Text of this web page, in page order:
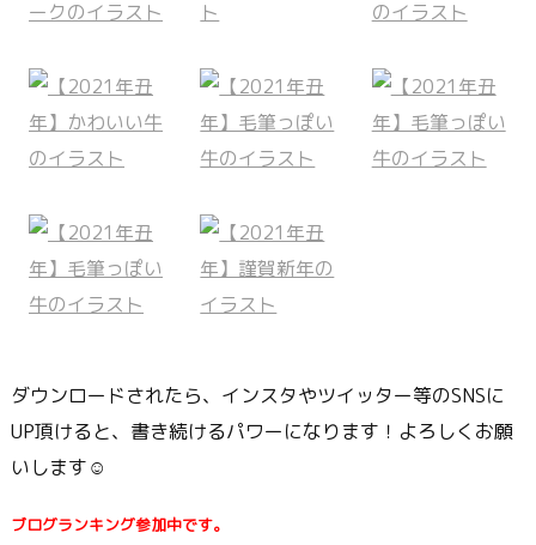
ダウンロードされたら、インスタやツイッター等のSNSに
UP頂けると、書き続けるパワーになります！よろしくお願
いします☺
ブログランキング参加中です。